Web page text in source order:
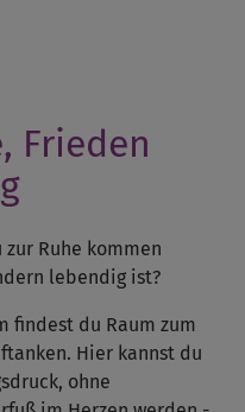
Frieden
Ruhe kommen
lebendig ist?
findest du Raum zum
Hier kannst du
ohne